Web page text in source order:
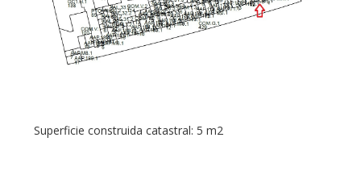
Superficie construida catastral: 5 m2